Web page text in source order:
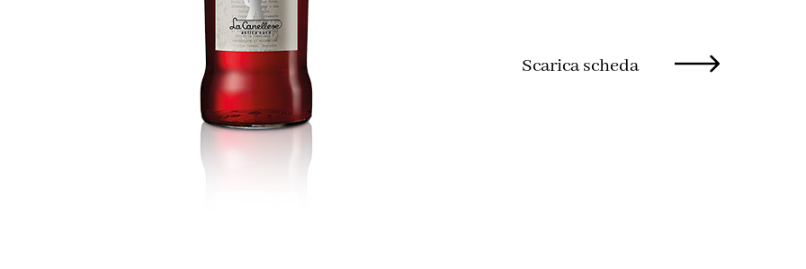
Scarica scheda